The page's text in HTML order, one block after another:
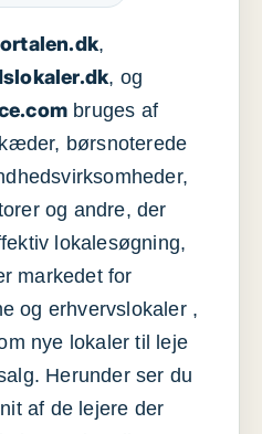
,
, og
bruges af
børsnoterede
og andre, der
lokalesøgning,
markedet for
og erhvervslokaler ,
nye lokaler til leje
Herunder ser du
af de lejere der